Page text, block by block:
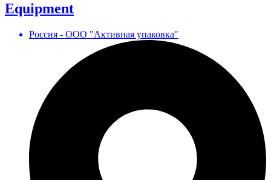
Equipment
Россия - ООО "Активная упаковка"